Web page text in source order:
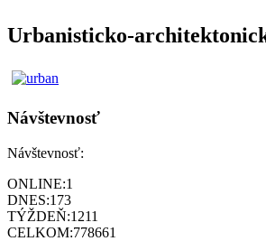
Urbanisticko-
Návštevnosť
Návštevnosť:
ONLINE:1
DNES:173
TÝŽDEŇ:1211
CELKOM:778661